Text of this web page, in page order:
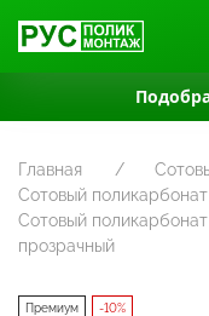
Главная
Сотовый
Сотовый
прозрачный
Премиум -10%